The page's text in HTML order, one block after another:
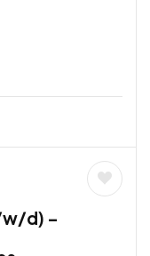
d) –